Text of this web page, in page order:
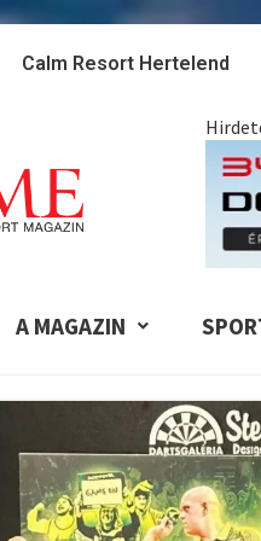
Calm Resort Hertelend
A MAGAZIN